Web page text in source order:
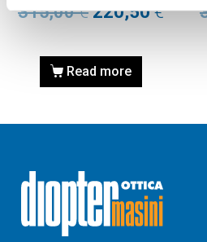
315,00€ 220,50€
Read more